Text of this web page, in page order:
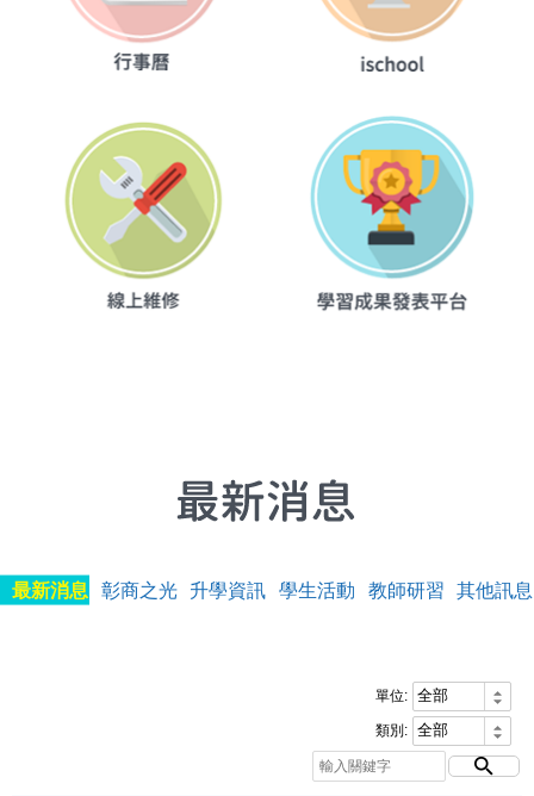
最新消息 彰商之光 升學資訊 學生活動 教師研習 其他訊息
單位:
類別: